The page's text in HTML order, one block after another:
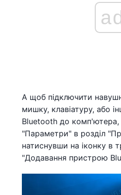
А щоб підключити
мишку, клавіатуру, або
Bluetooth до комп'ютера,
"Параметри" в розділ
натиснувши на іконку в
"Додавання пристрою